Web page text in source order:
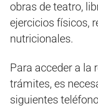
obras de teatro,
ejercicios físicos,
nutricionales.
Para acceder a la
trámites, es
siguientes